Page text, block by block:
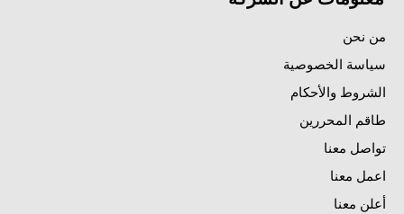
من نحن
سياسة الخصوصية
الشروط والأحكام
طاقم المحررين
تواصل معنا
اعمل معنا
أعلن معنا